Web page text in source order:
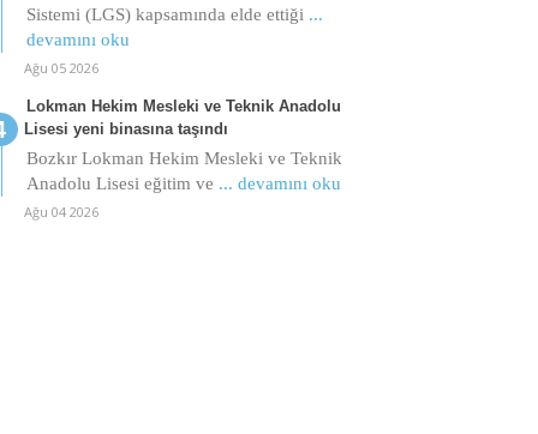
Sistemi (LGS) kapsamında elde ettiği ...
devamını oku
Ağu 05 2026
Lokman Hekim Mesleki ve Teknik Anadolu
Lisesi yeni binasına taşındı
Bozkır Lokman Hekim Mesleki ve Teknik
Anadolu Lisesi eğitim ve ... devamını oku
Ağu 04 2026